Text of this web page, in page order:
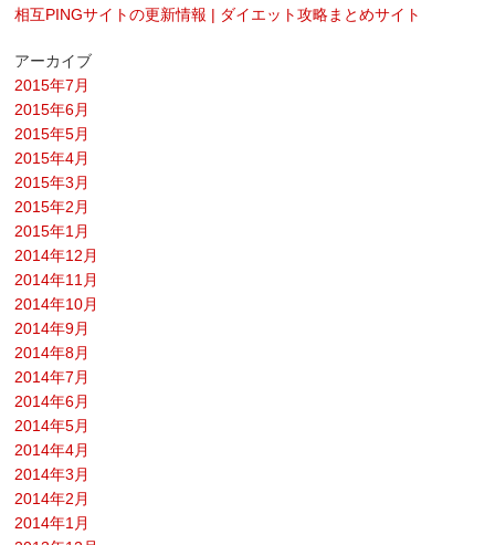
相互PINGサイトの更新情報 | ダイエット攻略まとめサイト
アーカイブ
2015年7月
2015年6月
2015年5月
2015年4月
2015年3月
2015年2月
2015年1月
2014年12月
2014年11月
2014年10月
2014年9月
2014年8月
2014年7月
2014年6月
2014年5月
2014年4月
2014年3月
2014年2月
2014年1月